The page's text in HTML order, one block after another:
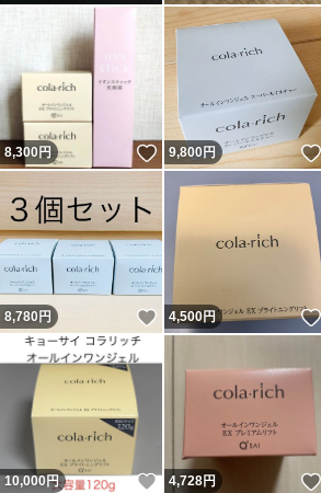
8,300円 いいね！
9,800円
8,780円 いいね！
4,500円
10,000円 いいね！
4,728円